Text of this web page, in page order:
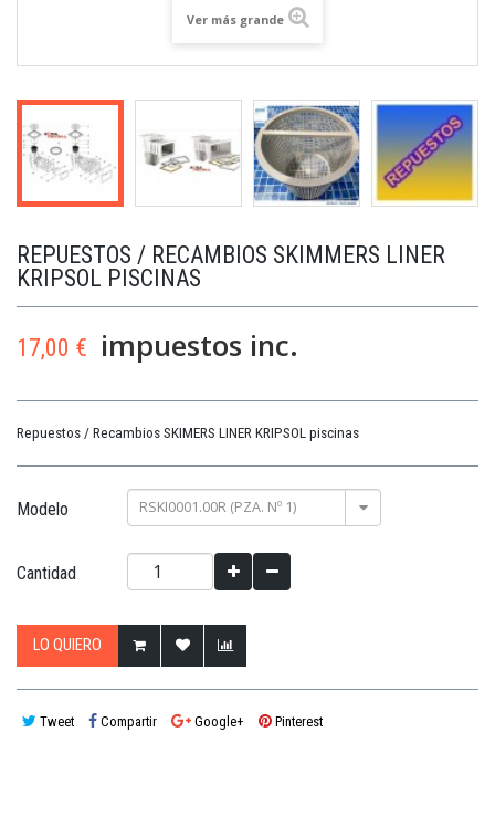
Ver más grande
REPUESTOS / RECAMBIOS SKIMMERS LINER
KRIPSOL PISCINAS
17,00 € impuestos inc.
Repuestos / Recambios SKIMERS LINER KRIPSOL piscinas
Modelo RSKI0001.00R (PZA. Nº 1)
Cantidad
LO QUIERO
Tweet Compartir Google+ Pinterest